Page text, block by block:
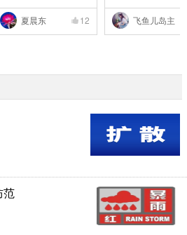
夏晨东 12
..
飞鱼儿岛主
范